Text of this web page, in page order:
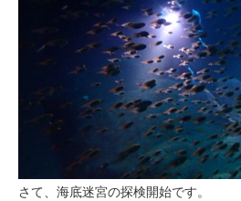
さて、海底迷宮の探検開始です。